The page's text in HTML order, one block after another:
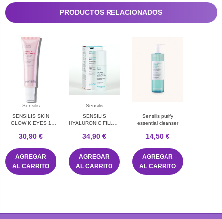
PRODUCTOS RELACIONADOS
Sensilis
SENSILIS SKIN
GLOW K EYES 1
30,90 €
AGREGAR
AL CARRITO
Sensilis
SENSILIS
HYALURONIC FILLER
30 ml
34,90 €
AGREGAR
AL CARRITO
Sensilis purify
essential cleanser
14,50 €
AGREGAR
AL CARRITO